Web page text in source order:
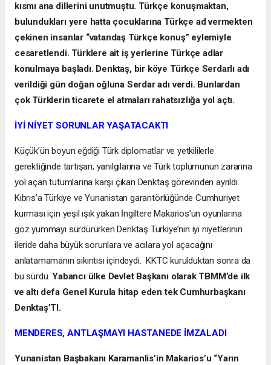
kısmı ana dillerini unutmuştu. Türkçe konuşmaktan,
bulundukları yere hatta çocuklarına Türkçe ad vermekten
çekinen insanlar “vatandaş Türkçe konuş” eylemiyle
cesaretlendi. Türklere ait iş yerlerine Türkçe adlar
konulmaya başladı. Denktaş, bir köye Türkçe Serdarlı adı
verildiği gün doğan oğluna Serdar adı verdi. Bunlardan
çok Türklerin ticarete el atmaları rahatsızlığa yol açtı.
İYİ NİYET SORUNLAR YAŞATACAKTI
Küçük’ün boyun eğdiği Türk diplomatlar ve yetkililerle
gerektiğinde tartışan; yanılgılarına ve Türk toplumunun zararına
yol açan tutumlarına karşı çıkan Denktaş görevinden ayrıldı.
Kıbrıs’a Türkiye ve Yunanistan garantörlüğünde Cumhuriyet
kurması için yeşil ışık yakan İngiltere Makarios’un oyunlarına
göz yummayı sürdürürken Denktaş Türkiye’nin iyi niyetlerinin
ileride daha büyük sorunlara ve acılara yol açacağını
anlatamamanın sıkıntısı içindeydi. KKTC kurulduktan sonra da
bu sürdü.Yabancı ülke Devlet Başkanı olarak TBMM’de ilk
ve altı defa Genel Kurula hitap eden tek Cumhurbaşkanı
Denktaş’TI.
MENDERES, ANTLAŞMAYI HASTANEDE İMZALADI
Yunanistan Başbakanı Karamanlis’in Makarios’u “Yarın